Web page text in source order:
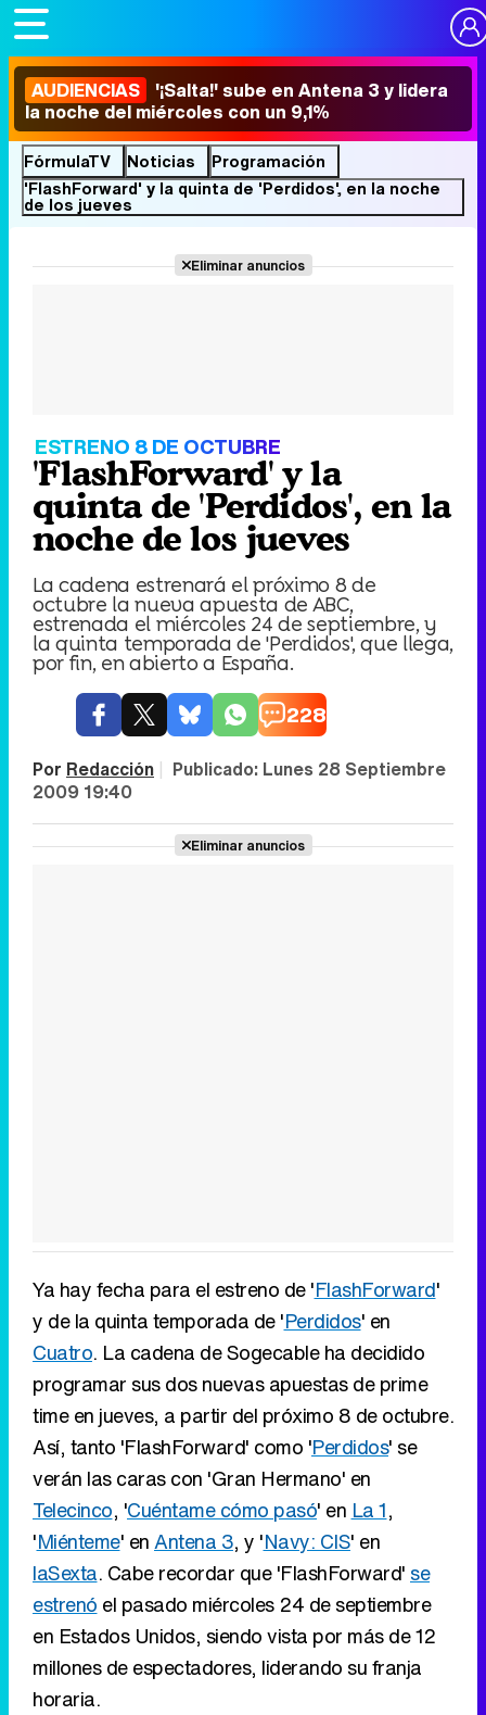
AUDIENCIAS '¡Salta!' sube en Antena 3 y lidera
la noche del miércoles con un 9,1%
FórmulaTV Noticias
Programación
'FlashForward' y la quinta de 'Perdidos', en la noche
de los jueves
Eliminar anuncios
ESTRENO 8 DE OCTUBRE
'FlashForward' y la
quinta de 'Perdidos', en la
noche de los jueves
La cadena estrenará el próximo 8 de
octubre la nueva apuesta de ABC,
estrenada el miércoles 24 de septiembre, y
la quinta temporada de 'Perdidos', que llega,
por fin, en abierto a España.
228
Por Redacción | Publicado: Lunes 28 Septiembre
2009 19:40
Eliminar anuncios
Ya hay fecha para el estreno de 'FlashForward'
y de la quinta temporada de 'Perdidos' en
Cuatro. La cadena de Sogecable ha decidido
programar sus dos nuevas apuestas de prime
time en jueves, a partir del próximo 8 de octubre.
Así, tanto 'FlashForward' como 'Perdidos' se
verán las caras con 'Gran Hermano' en
Telecinco, 'Cuéntame cómo pasó' en La 1,
'Miénteme' enAntena 3, y 'Navy: CIS' en
laSexta. Cabe recordar que 'FlashForward' se
estrenó el pasado miércoles 24 de septiembre
en Estados Unidos, siendo vista por más de 12
millones de espectadores, liderando su franja
horaria.